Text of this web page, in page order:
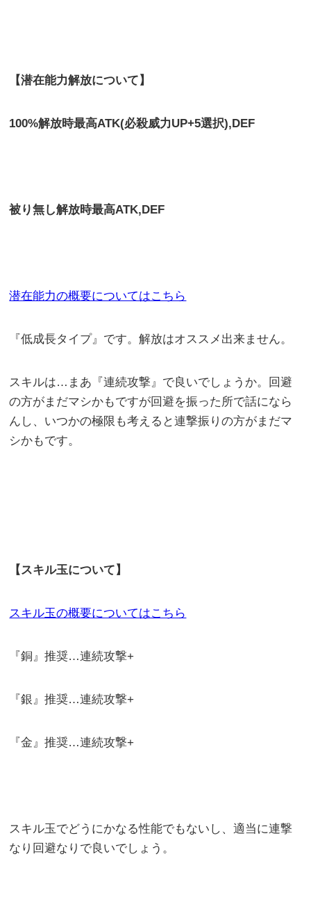
【潜在能力解放について】
100%解放時最高ATK(必殺威力UP+5選択),DEF
被り無し解放時最高ATK,DEF
潜在能力の概要についてはこちら
『低成長タイプ』です。解放はオススメ出来ません。
スキルは…まあ『連続攻撃』で良いでしょうか。回避
の方がまだマシかもですが回避を振った所で話になら
んし、いつかの極限も考えると連撃振りの方がまだマ
シかもです。
【スキル玉について】
スキル玉の概要についてはこちら
『銅』推奨…連続攻撃+
『銀』推奨…連続攻撃+
『金』推奨…連続攻撃+
スキル玉でどうにかなる性能でもないし、適当に連撃
なり回避なりで良いでしょう。